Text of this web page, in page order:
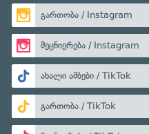
გართობა / Instagram
მეცნიერება / Instagram
ახალი ამბები / TikTok
გართობა / TikTok